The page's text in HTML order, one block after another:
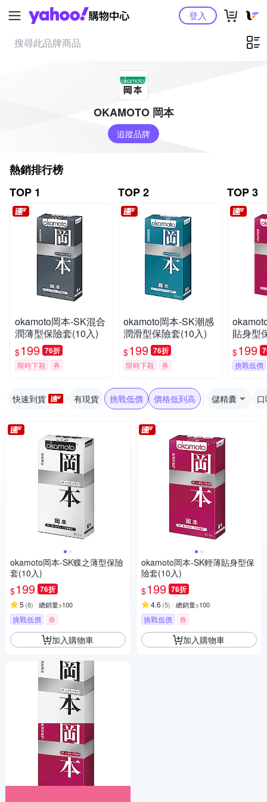
Yahoo購物中心登入
OKAMOTO 岡本
追蹤品牌
熱銷排行榜
TOP 1
okamoto岡本-SK混合
潤薄型保險套(10入)
$199 76折
限時下殺 券
TOP 2
okamoto岡本-SK潮感
潤滑型保險套(10入)
$199 76折
限時下殺 券
TOP 3
貼身型
$199
挑戰低價
快速到貨 有現貨 挑戰低價 價格低到高 儲精囊
okamoto岡本-SK蝶之薄型保險
套(10入)
$199 76折
5 (8) 總銷量>100
挑戰低價 券
加入購物車
okamoto岡本-SK輕薄貼身型保
險套(10入)
$199 76折
4.6 (5) 總銷量>100
挑戰低價 券
加入購物車